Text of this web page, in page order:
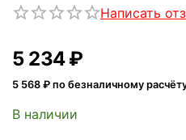
Написать
5 234₽
5 568 ₽ по безналичному
В наличии